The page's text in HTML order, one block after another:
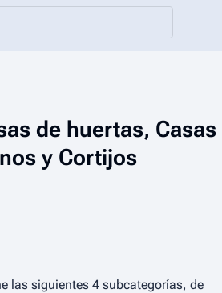
de huertas, Casas
y Cortijos
las siguientes 4 subcategorías, de